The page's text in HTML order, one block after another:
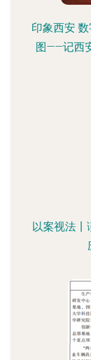
印象西安
图——记西
以案视法丨